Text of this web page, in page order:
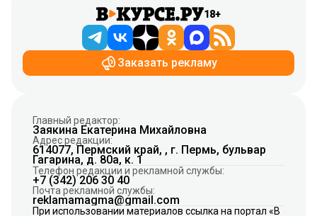
18+
Заказать рекламу
Главный редактор:
Заякина Екатерина Михайловна
Адрес редакции:
614077, Пермский край, , г. Пермь, бульвар
Гагарина, д. 80а, к. 1
Телефон редакции и рекламной службы:
+7 (342) 206 30 40
Почта рекламной службы:
reklamamagma@gmail.com
При использовании материалов ссылка на портал «В